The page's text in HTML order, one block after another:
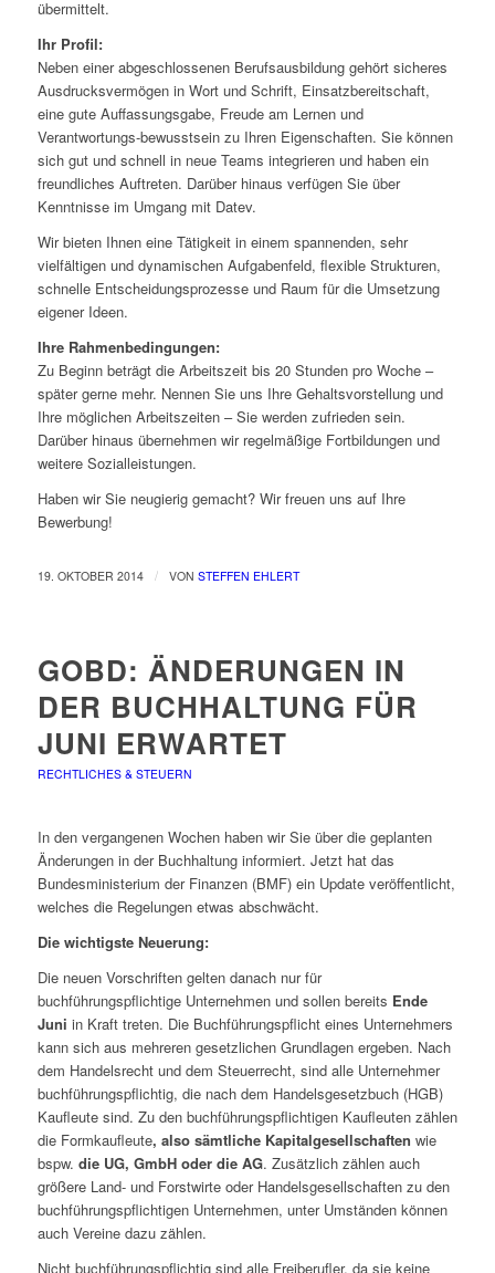
übermittelt.
Ihr Profil:
Neben einer abgeschlossenen Berufsausbildung gehört sicheres
Ausdrucksvermögen in Wort und Schrift, Einsatzbereitschaft,
eine gute Auffassungsgabe, Freude am Lernen und
Verantwortungs-bewusstsein zu Ihren Eigenschaften. Sie können
sich gut und schnell in neue Teams integrieren und haben ein
freundliches Auftreten. Darüber hinaus verfügen Sie über
Kenntnisse im Umgang mit Datev.
Wir bieten Ihnen eine Tätigkeit in einem spannenden, sehr
vielfältigen und dynamischen Aufgabenfeld, flexible Strukturen,
schnelle Entscheidungsprozesse und Raum für die Umsetzung
eigener Ideen.
Ihre Rahmenbedingungen:
Zu Beginn beträgt die Arbeitszeit bis 20 Stunden pro Woche –
später gerne mehr. Nennen Sie uns Ihre Gehaltsvorstellung und
Ihre möglichen Arbeitszeiten – Sie werden zufrieden sein.
Darüber hinaus übernehmen wir regelmäßige Fortbildungen und
weitere Sozialleistungen.
Haben wir Sie neugierig gemacht? Wir freuen uns auf Ihre
Bewerbung!
19. OKTOBER 2014 / VON STEFFEN EHLERT
GOBD: ÄNDERUNGEN IN
DER BUCHHALTUNG FÜR
JUNI ERWARTET
RECHTLICHES & STEUERN
In den vergangenen Wochen haben wir Sie über die geplanten
Änderungen in der Buchhaltung informiert. Jetzt hat das
Bundesministerium der Finanzen (BMF) ein Update veröffentlicht,
welches die Regelungen etwas abschwächt.
Die wichtigste Neuerung:
Die neuen Vorschriften gelten danach nur für
buchführungspflichtige Unternehmen und sollen bereits Ende
Juni in Kraft treten. Die Buchführungspflicht eines Unternehmers
kann sich aus mehreren gesetzlichen Grundlagen ergeben. Nach
dem Handelsrecht und dem Steuerrecht, sind alle Unternehmer
buchführungspflichtig, die nach dem Handelsgesetzbuch (HGB)
Kaufleute sind. Zu den buchführungspflichtigen Kaufleuten zählen
die Formkaufleute, also sämtliche Kapitalgesellschaften wie
bspw. die UG, GmbH oder die AG. Zusätzlich zählen auch
größere Land- und Forstwirte oder Handelsgesellschaften zu den
buchführungspflichtigen Unternehmen, unter Umständen können
auch Vereine dazu zählen.
Nicht buchführungspflichtig sind alle Freiberufler, da sie keine